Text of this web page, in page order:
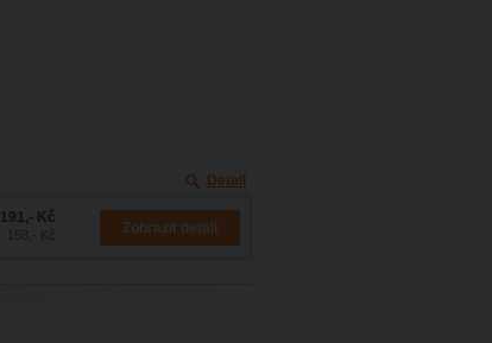
Detail
191,- Kč
Zobrazit detail